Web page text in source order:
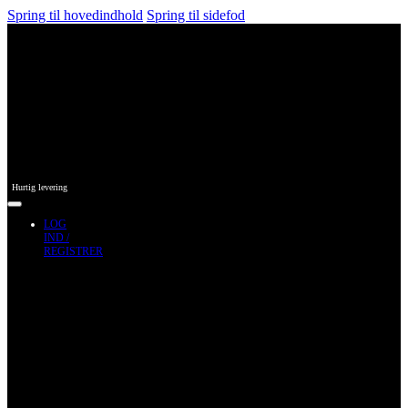
Spring til hovedindhold Spring til sidefod
Hurtig levering
LOG
IND /
REGISTRER